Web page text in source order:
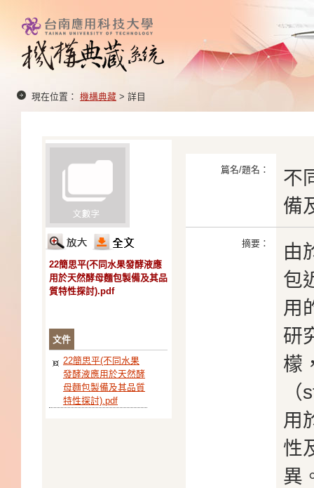
現在位置： 機構典藏 > 詳目
22簡思平(不同水果發酵液應
用於天然酵母麵包製備及其品
質特性探討).pdf
文件
22簡思平(不同水果
發酵液應用於天然酵
母麵包製備及其品質
特性探討).pdf
篇名/題名：
不
備
摘要：
由
包
用
研
檬
用
性
異